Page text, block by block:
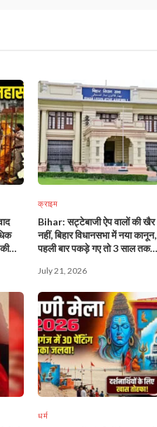
क्राइम
Bihar: सट्टेबाजी ऐप वालों की खैर
नहीं, बिहार विधानसभा में नया कानून,
पहली बार पकड़े गए तो 3 साल तक
July 21, 2026
धर्म